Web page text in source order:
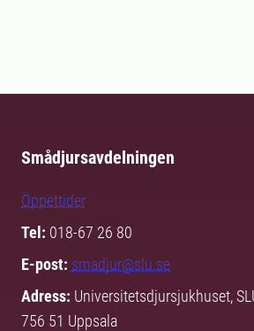
Smådjursavdelningen
Öppettider
Tel: 018-67 26 80
E-post: smadjur@slu.se
Adress: Universitetsdjursjukhuset,
756 51 Uppsala